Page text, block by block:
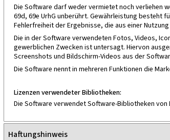
Die Software darf weder vermietet noch verliehen
69d, 69e UrhG unberührt. Gewährleistung besteht
Fehlerfreiheit der Ergebnisse, die aus einer
Die in der Software verwendeten Fotos, Videos,
gewerblichen Zwecken ist untersagt. Hiervon
Screenshots und Bildschirm-Videos aus der
Die Software nennt in mehreren Funktionen die
Lizenzen verwendeter Bibliotheken:
Die Software verwendet Software-Bibliotheken
Haftungshinweis